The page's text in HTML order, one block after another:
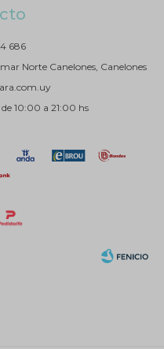
686
Norte Canelones, Canelones
10:00 a 21:00 hs